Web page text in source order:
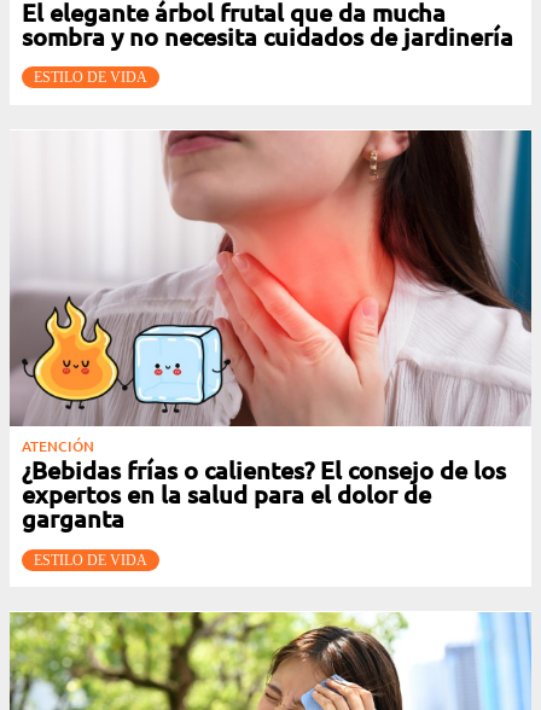
El elegante árbol frutal que da mucha
sombra y no necesita cuidados de jardinería
ESTILO DE VIDA
ATENCIÓN
¿Bebidas frías o calientes? El consejo de los
expertos en la salud para el dolor de
garganta
ESTILO DE VIDA